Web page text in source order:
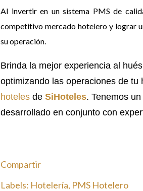
Al invertir en un sistema PMS de
competitivo mercado hotelero y lograr
su operación.
Brinda la mejor experiencia al
optimizando las operaciones de tu
hoteles de SiHoteles. Tenemos un
desarrollado en conjunto con
Compartir
Labels: Hotelería PMS Hotelero